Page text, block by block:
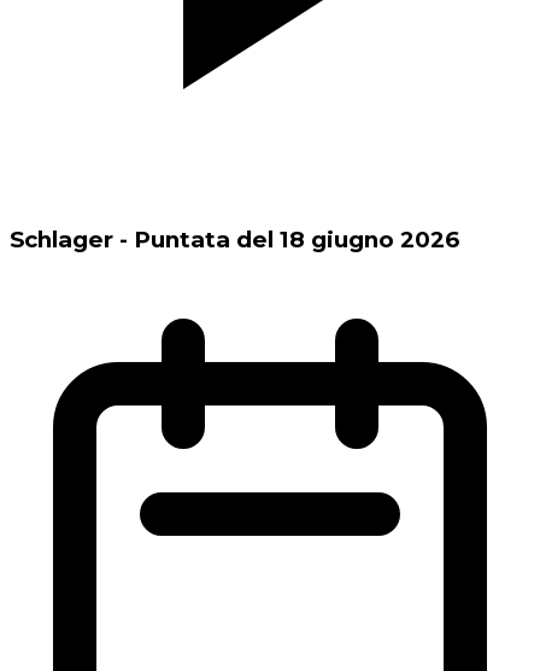
Schlager - Puntata del 18 giugno 2026